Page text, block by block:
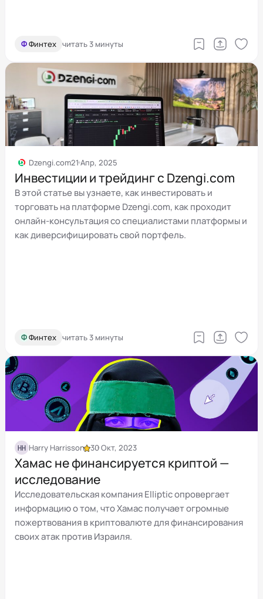
ФФинтех читать 3 минуты
Dzengi.com21 Апр, 2025
Инвестиции и трейдинг с Dzengi.com
В этой статье вы узнаете, как инвестировать и
торговать на платформе Dzengi.com, как проходит
онлайн-консультация со специалистами платформы и
как диверсифицировать свой портфель.
ФФинтех читать 3 минуты
HH Harry Harrisson 30 Окт, 2023
Хамас не финансируется криптой —
исследование
Исследовательская компания Elliptic опровергает
информацию о том, что Хамас получает огромные
пожертвования в криптовалюте для финансирования
своих атак против Израиля.